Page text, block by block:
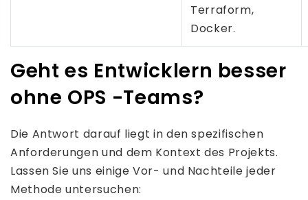
Terraform,
Docker.
Geht es Entwicklern besser
ohne OPS -Teams?
Die Antwort darauf liegt in den spezifischen
Anforderungen und dem Kontext des Projekts.
Lassen Sie uns einige Vor- und Nachteile jeder
Methode untersuchen: